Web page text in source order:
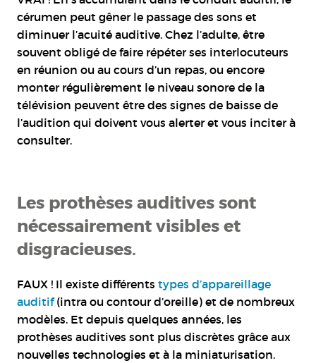
cérumen peut gêner le passage des sons et
diminuer l’acuité auditive. Chez l’adulte, être
souvent obligé de faire répéter ses interlocuteurs
en réunion ou au cours d’un repas, ou encore
monter régulièrement le niveau sonore de la
télévision peuvent être des signes de baisse de
l’audition qui doivent vous alerter et vous inciter à
consulter.
Les prothèses auditives sont
nécessairement visibles et
disgracieuses.
FAUX ! Il existe différents types d’appareillage
auditif(intra ou contour d’oreille) et de nombreux
modèles. Et depuis quelques années, les
prothèses auditives sont plus discrètes grâce aux
nouvelles technologies et à la miniaturisation.